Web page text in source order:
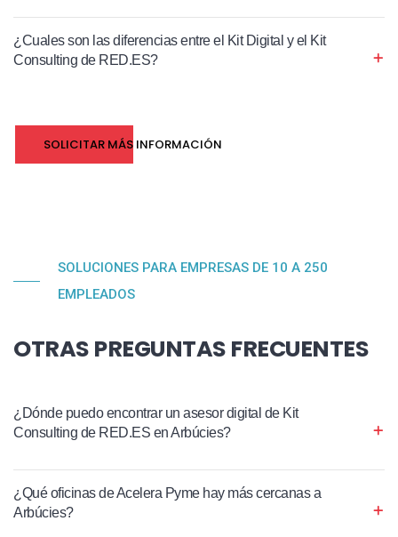
¿Cuales son las diferencias entre el Kit Digital y el Kit
Consulting de RED.ES?
SOLICITAR MÁS INFORMACIÓN
SOLUCIONES PARA EMPRESAS DE 10 A 250
EMPLEADOS
OTRAS PREGUNTAS FRECUENTES
¿Dónde puedo encontrar un asesor digital de Kit
Consulting de RED.ES en Arbúcies?
¿Qué oficinas de Acelera Pyme hay más cercanas a
Arbúcies?